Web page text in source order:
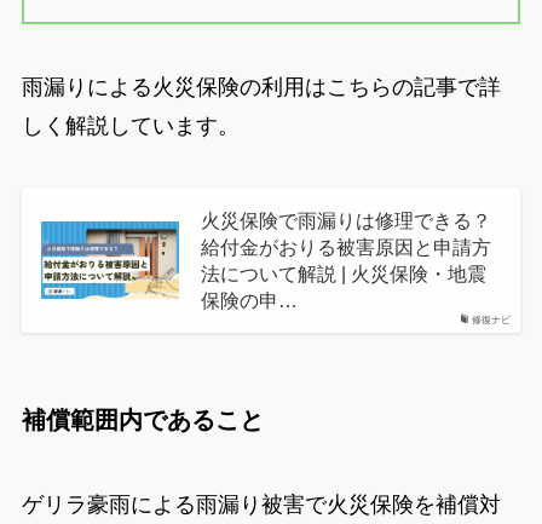
雨漏りによる火災保険の利用はこちらの記事で詳
しく解説しています。
修復ナビ
火災保険で雨漏りは修理できる？
給付金がおりる被害原因と申請方
法について解説 | 火災保険・地震
保険の申…
補償範囲内であること
ゲリラ豪雨による雨漏り被害で火災保険を補償対